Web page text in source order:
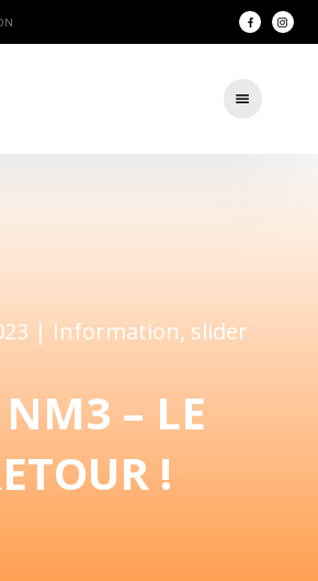
| Information, slider
– LE
!